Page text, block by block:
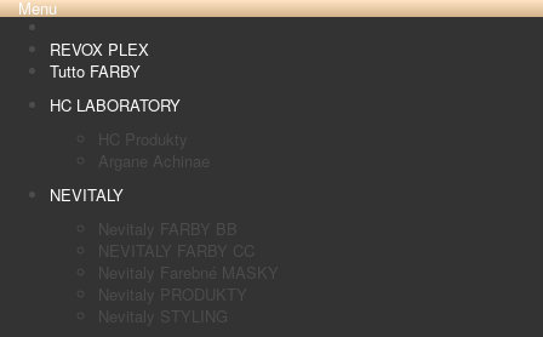
Menu
REVOX PLEX
Tutto FARBY
HC LABORATORY
HC Produkty
Argane Achinae
NEVITALY
Nevitaly FARBY BB
NEVITALY FARBY CC
Nevitaly Farebné MASKY
Nevitaly PRODUKTY
Nevitaly STYLING